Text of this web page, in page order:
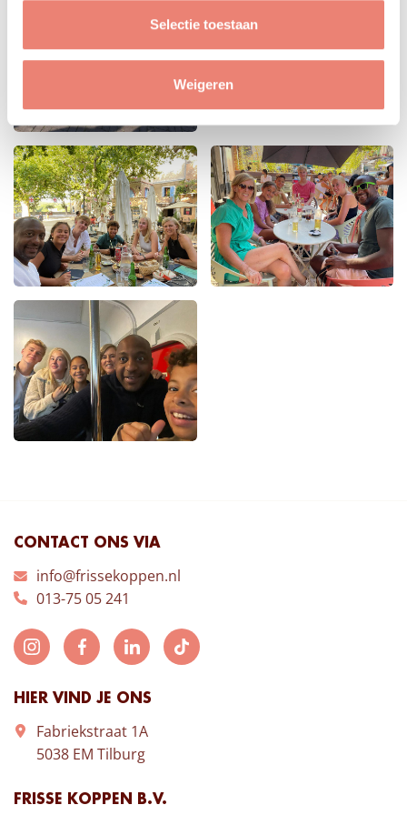
Selectie toestaan
Weigeren
CONTACT ONS VIA
info@frissekoppen.nl
013-75 05 241
HIER VIND JE ONS
Fabriekstraat 1A
5038 EM Tilburg
FRISSE KOPPEN B.V.